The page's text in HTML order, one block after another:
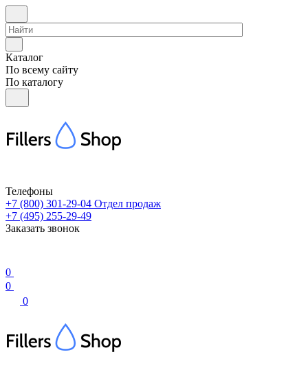
Каталог
По всему сайту
По каталогу
Телефоны
+7 (800) 301-29-04 Отдел продаж
+7 (495) 255-29-49
Заказать звонок
0
0
0